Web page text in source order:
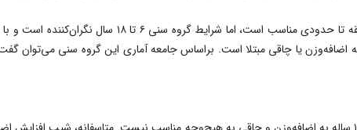
او ادامه داد: اگرچه وضعیت بروز چاقی کودکان کمتر از ۵ سال کشور نسبت به کشورهای منطقه تا حدودی مناسب